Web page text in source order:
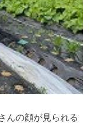
んの顔が見られる